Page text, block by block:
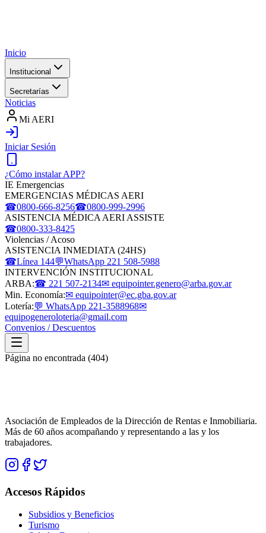
Inicio
Institucional
Secretarías
Noticias
Mi AERI
Iniciar Sesión
¿Cómo instalar APP?
IE Emergencias
EMERGENCIAS MÉDICAS AERI
☎0800-666-8256☎0800-999-2996
ASISTENCIA MÉDICA AERI ASSISTE
☎0800-333-8425
Violencias / Acoso
ASISTENCIA INMEDIATA (24HS)
☎Línea 144💬WhatsApp 221 508-5988
INTERVENCIÓN INSTITUCIONAL
ARBA:☎ 221 507-2134✉ equipointer.genero@arba.gov.ar
Min. Economía:✉ equipointer@ec.gba.gov.ar
Lotería:💬 WhatsApp 221-3588968✉
equipogeneroloteria@gmail.com
Convenios / Descuentos
Página no encontrada (404)
Asociación de Empleados de la Dirección de Rentas e Inmobiliaria.
Más de 60 años acompañando y representando a las y los
trabajadores.
Accesos Rápidos
Subsidios y Beneficios
Turismo